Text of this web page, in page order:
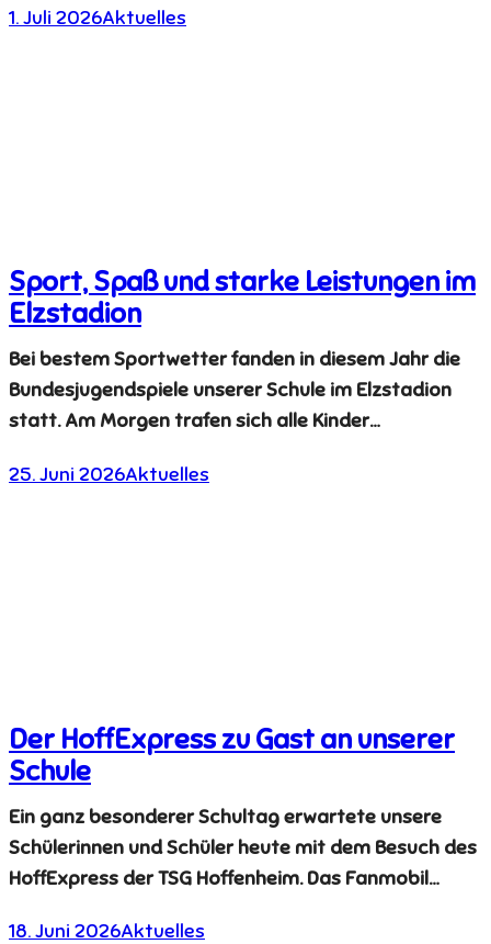
1. Juli 2026Aktuelles
Sport, Spaß und starke Leistungen im
Elzstadion
Bei bestem Sportwetter fanden in diesem Jahr die
Bundesjugendspiele unserer Schule im Elzstadion
statt. Am Morgen trafen sich alle Kinder…
25. Juni 2026Aktuelles
Der HoffExpress zu Gast an unserer
Schule
Ein ganz besonderer Schultag erwartete unsere
Schülerinnen und Schüler heute mit dem Besuch des
HoffExpress der TSG Hoffenheim. Das Fanmobil…
18. Juni 2026Aktuelles